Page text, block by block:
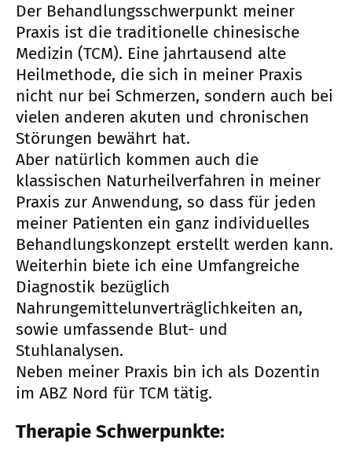
Der Behandlungsschwerpunkt meiner
Praxis ist die traditionelle chinesische
Medizin (TCM). Eine jahrtausend alte
Heilmethode, die sich in meiner Praxis
nicht nur bei Schmerzen, sondern auch bei
vielen anderen akuten und chronischen
Störungen bewährt hat.
Aber natürlich kommen auch die
klassischen Naturheilverfahren in meiner
Praxis zur Anwendung, so dass für jeden
meiner Patienten ein ganz individuelles
Behandlungskonzept erstellt werden kann.
Weiterhin biete ich eine Umfangreiche
Diagnostik bezüglich
Nahrungemittelunverträglichkeiten an,
sowie umfassende Blut- und
Stuhlanalysen.
Neben meiner Praxis bin ich als Dozentin
im ABZ Nord für TCM tätig.
Therapie Schwerpunkte: